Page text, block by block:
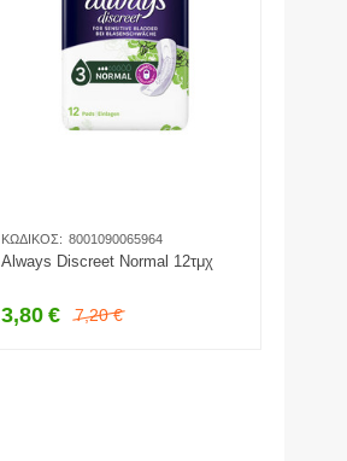
ΚΩΔΙΚΌΣ: 8001090065964
Always Discreet Normal 12τμχ
7,20 €
3,80 €